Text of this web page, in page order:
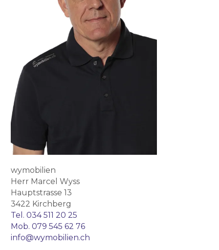
wymobilien
Herr Marcel Wyss
Hauptstrasse 13
3422 Kirchberg
Tel.034 511 20 25
Mob.079 545 62 76
info@wymobilien.ch